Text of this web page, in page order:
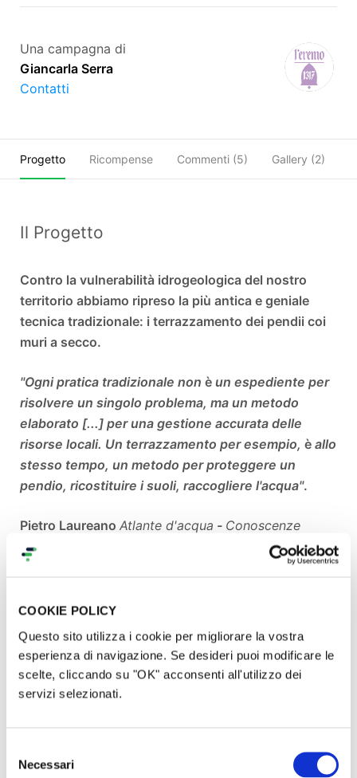
COOKIE POLICY
Questo sito utilizza i cookie per migliorare la vostra
esperienza di navigazione. Se desideri puoi modificare le
scelte, cliccando su "OK" acconsenti all'utilizzo dei
servizi selezionati.
delNecessari
Una campagna di
Giancarla Serra
Contatti
Progetto Ricompense Commenti (5) Gallery (2)
Il Progetto
Contro la vulnerabilità idrogeologica del nostro
territorio abbiamo ripreso la più antica e geniale
tecnica tradizionale: i terrazzamento dei pendii coi
muri a secco.
"Ogni pratica tradizionale non è un espediente per
risolvere un singolo problema, ma un metodo
elaborato [...] per una gestione accurata delle
risorse locali. Un terrazzamento per esempio, è allo
stesso tempo, un metodo per proteggere un
pendio, ricostituire i suoli, raccogliere l'acqua".
Pietro Laureano Atlante d'acqua - Conoscenze
tradizionali per la lotta alla desertificazione, Bollati
Boringhieri Editore, Torino 2001, p.20
Se è vero che i saperi tecnologici procedono per
uniscono e integrano; i muretti a secco dei paesaggi
terrazzati tradizionali per esempio, sono in grado di:
- migliorare la fertilità dei suoli;